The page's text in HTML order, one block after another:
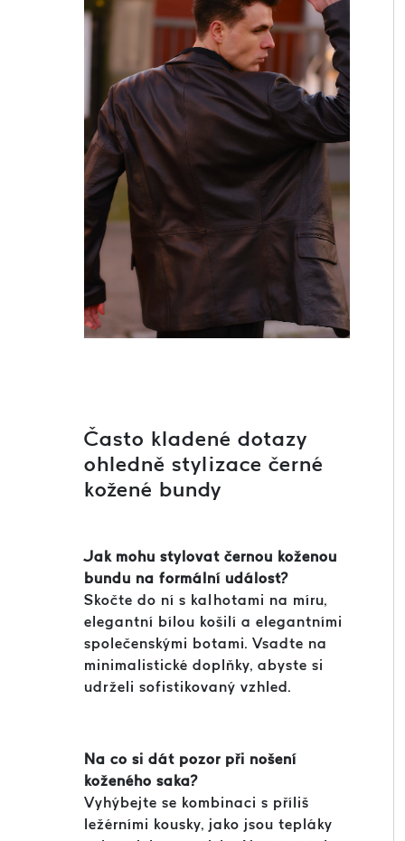
Často kladené dotazy
ohledně stylizace černé
kožené bundy
Jak mohu stylovat černou koženou
bundu na formální událost?
Skočte do ní s kalhotami na míru,
elegantní bílou košilí a elegantními
společenskými botami. Vsadte na
minimalistické doplňky, abyste si
udrželi sofistikovaný vzhled.
Na co si dát pozor při nošení
koženého saka?
Vyhýbejte se kombinaci s příliš
ležérními kousky, jako jsou tepláky